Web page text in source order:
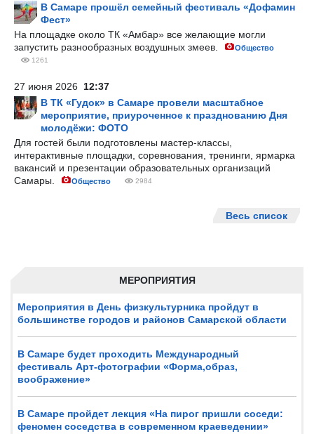
МЕРОПРИЯТИЯ
Мероприятия в День физкультурника пройдут в
большинстве городов и районов Самарской области
В Самаре будет проходить Международный
фестиваль Арт-фотографии «Форма,образ,
воображение»
В Самаре пройдет лекция «На пирог пришли соседи:
феномен соседства в современном краеведении»
В Самаре прошёл семейный фестиваль «Дофамин
Фест»
На площадке около ТК «Амбар» все желающие могли
запустить разнообразных воздушных змеев.
Общество
1261
27 июня 2026 12:37
В ТК «Гудок» в Самаре провели масштабное
мероприятие, приуроченное к празднованию Дня
молодёжи: ФОТО
Для гостей были подготовлены мастер-классы,
интерактивные площадки, соревнования, тренинги, ярмарка
вакансий и презентации образовательных организаций
Самары.
Общество 2984
Весь список